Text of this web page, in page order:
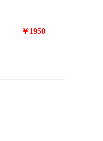
￥1950